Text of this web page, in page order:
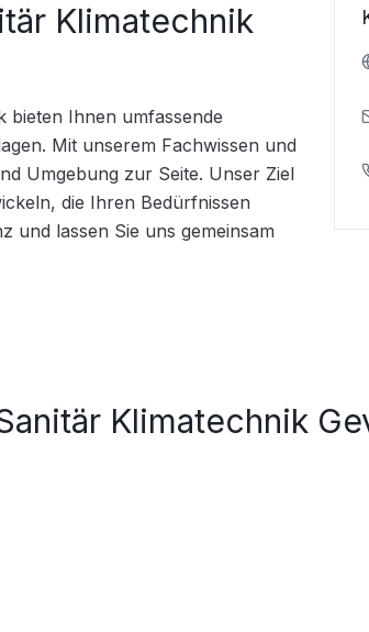
Klimatechnik
bieten Ihnen umfassende
Mit unserem Fachwissen und
Umgebung zur Seite. Unser Ziel
die Ihren Bedürfnissen
und lassen Sie uns gemeinsam
Klimatechnik